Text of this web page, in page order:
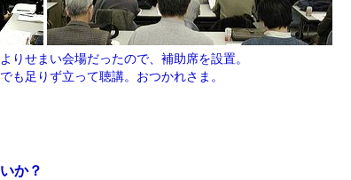
りせまい会場だったので、補助席を設置。
も足りず立って聴講。おつかれさま。
か？